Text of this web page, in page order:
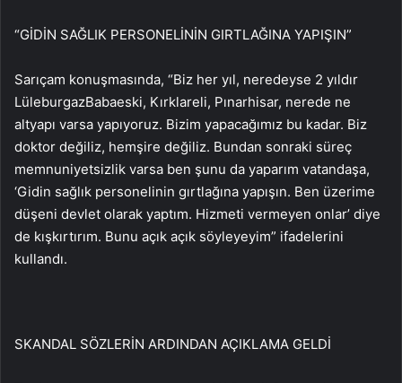
“GİDİN SAĞLIK PERSONELİNİN GIRTLAĞINA YAPIŞIN”
Sarıçam konuşmasında, “Biz her yıl, neredeyse 2 yıldır
LüleburgazBabaeski, Kırklareli, Pınarhisar, nerede ne
altyapı varsa yapıyoruz. Bizim yapacağımız bu kadar. Biz
doktor değiliz, hemşire değiliz. Bundan sonraki süreç
memnuniyetsizlik varsa ben şunu da yaparım vatandaşa,
‘Gidin sağlık personelinin gırtlağına yapışın. Ben üzerime
düşeni devlet olarak yaptım. Hizmeti vermeyen onlar’ diye
de kışkırtırım. Bunu açık açık söyleyeyim” ifadelerini
kullandı.
SKANDAL SÖZLERİN ARDINDAN AÇIKLAMA GELDİ